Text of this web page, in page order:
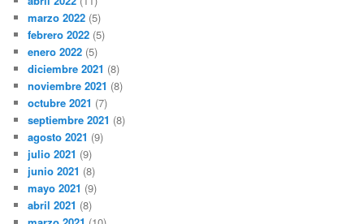
marzo 2022 (5)
febrero 2022 (5)
enero 2022 (5)
diciembre 2021 (8)
noviembre 2021 (8)
octubre 2021 (7)
septiembre 2021 (8)
agosto 2021 (9)
julio 2021 (9)
junio 2021 (8)
mayo 2021 (9)
abril 2021 (8)